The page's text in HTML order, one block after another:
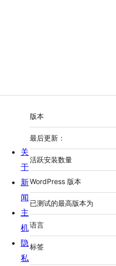
额
外
信
息
版本
最后更新：
活跃安装数量
WordPress 版本
已测试的最高版本为
语言
标签
关
于
新
闻
主
机
隐
私